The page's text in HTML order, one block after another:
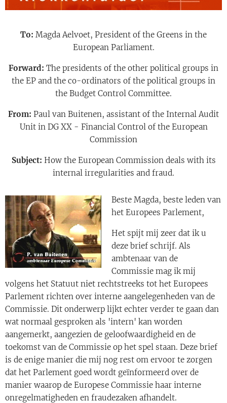
To: Magda Aelvoet, President of the Greens in the
European Parliament.
Forward: The presidents of the other political groups in
the EP and the co-ordinators of the political groups in
the Budget Control Committee.
From: Paul van Buitenen, assistant of the Internal Audit
Unit in DG XX - Financial Control of the European
Commission
Subject: How the European Commission deals with its
internal irregularities and fraud.
Beste Magda, beste leden van
het Europees Parlement,
Het spijt mij zeer dat ik u
deze brief schrijf. Als
ambtenaar van de
Commissie mag ik mij
volgens het Statuut niet rechtstreeks tot het Europees
Parlement richten over interne aangelegenheden van de
Commissie. Dit onderwerp lijkt echter verder te gaan dan
wat normaal gesproken als 'intern' kan worden
aangemerkt, aangezien de geloofwaardigheid en de
toekomst van de Commissie op het spel staan. Deze brief
is de enige manier die mij nog rest om ervoor te zorgen
dat het Parlement goed wordt geïnformeerd over de
manier waarop de Europese Commissie haar interne
onregelmatigheden en fraudezaken afhandelt.